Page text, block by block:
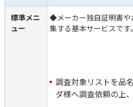
標準メニ
ュー
◆メーカー独自証明書や
集する基本サービスです。
調査対象リストを品
ダ様へ調査依頼の上